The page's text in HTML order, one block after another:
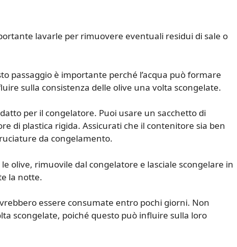
lavarle per rimuovere eventuali residui di sale o
passaggio è importante perché l’acqua può formare
sulla consistenza delle olive una volta scongelate.
per il congelatore. Puoi usare un sacchetto di
di plastica rigida. Assicurati che il contenitore sia ben
da congelamento.
olive, rimuovile dal congelatore e lasciale scongelare in
la notte.
essere consumate entro pochi giorni. Non
scongelate, poiché questo può influire sulla loro